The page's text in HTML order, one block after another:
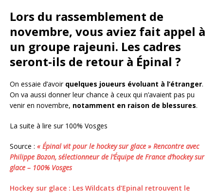
Lors du rassemblement de
novembre, vous aviez fait appel à
un groupe rajeuni. Les cadres
seront-ils de retour à Épinal ?
On essaie d’avoir quelques joueurs évoluant à l’étranger.
On va aussi donner leur chance à ceux qui n’avaient pas pu
venir en novembre, notamment en raison de blessures.
La suite à lire sur 100% Vosges
Source : « Épinal vit pour le hockey sur glace » Rencontre avec
Philippe Bozon, sélectionneur de l’Équipe de France d’hockey sur
glace – 100% Vosges
Hockey sur glace : Les Wildcats d’Epinal retrouvent le